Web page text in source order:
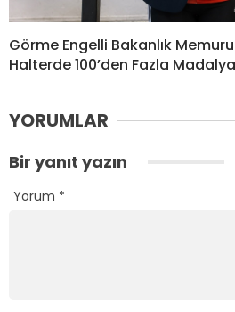
Görme Engelli Bakanlık
Halterde 100’den Fazla
YORUMLAR
Bir yanıt yazın
Yorum *